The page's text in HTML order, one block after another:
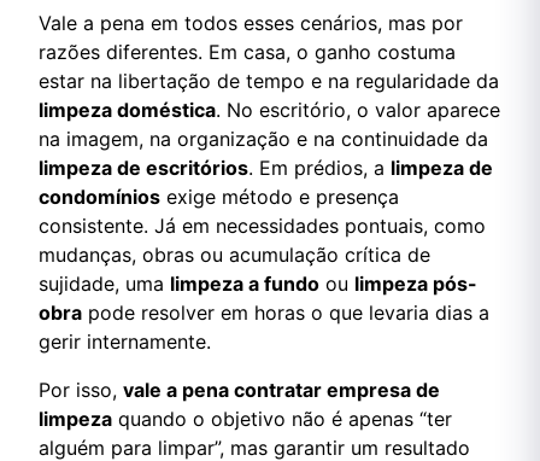
Vale a pena em todos esses cenários, mas por
razões diferentes. Em casa, o ganho costuma
estar na libertação de tempo e na regularidade da
limpeza doméstica. No escritório, o valor aparece
na imagem, na organização e na continuidade da
limpeza de escritórios. Em prédios, a limpeza de
condomínios exige método e presença
consistente. Já em necessidades pontuais, como
mudanças, obras ou acumulação crítica de
sujidade, uma limpeza a fundo ou limpeza pós-
obra pode resolver em horas o que levaria dias a
gerir internamente.
Por isso, vale a pena contratar empresa de
limpeza quando o objetivo não é apenas “ter
alguém para limpar”, mas garantir um resultado